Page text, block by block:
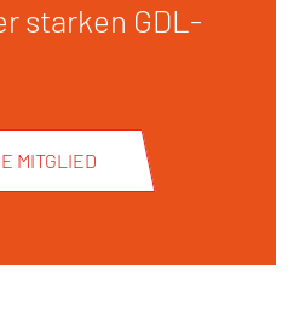
starken GDL-
MITGLIED